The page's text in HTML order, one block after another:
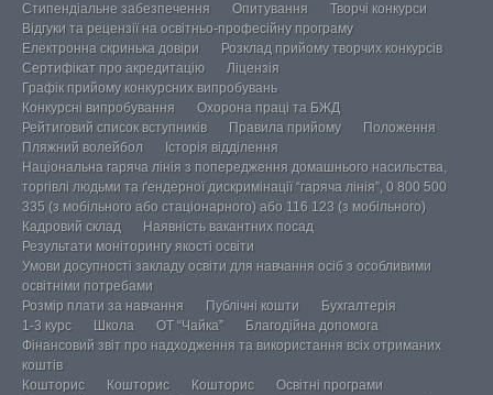
Стипендіальне забезпечення
Опитування
Творчі конкурси
Відгуки та рецензії на освітньо-професійну програму
Електронна скринька довіри
Розклад прийому творчих конкурсів
Сертифікат про акредитацію
Ліцензія
Графік прийому конкурсних випробувань
Конкурсні випробування
Охорона праці та БЖД
Рейтиговий список вступників
Правила прийому
Положення
Пляжний волейбол
Історія відділення
Національна гаряча лінія з попередження домашнього насильства,
торгівлі людьми та ґендерної дискримінації “гаряча лінія”, 0 800 500
335 (з мобільного або стаціонарного) або 116 123 (з мобільного)
Кадровий склад
Наявність вакантних посад
Результати моніторингу якості освіти
Умови досупності закладу освіти для навчання осіб з особливими
освітніми потребами
Розмір плати за навчання
Публічні кошти
Бухгалтерія
1-3 курс
Школа ОТ “Чайка”
Благодійна допомога
Фінансовий звіт про надходження та використання всіх отриманих
коштів
Кошторис
Кошторис Кошторис
Освітні програми